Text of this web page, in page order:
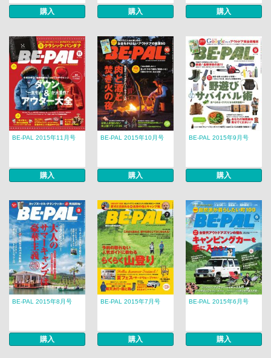
購入 購入 購入
BE-PAL 2015年11月号
購入
BE-PAL 2015年10月号
購入
BE-PAL 2015年9月号
購入
BE-PAL 2015年8月号
購入
BE-PAL 2015年7月号
購入
BE-PAL 2015年6月号
購入